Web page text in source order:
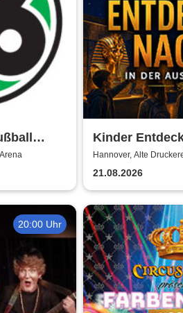
27
Kinder
Ein
Hannover, Alte
21.08.2026
20:00 Uhr